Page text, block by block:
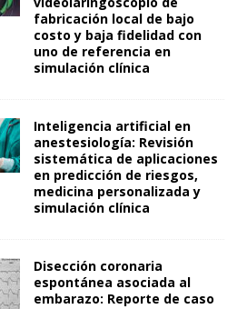
fabricación local de bajo
costo y baja fidelidad con
uno de referencia en
simulación clínica
Inteligencia artificial en
anestesiología: Revisión
sistemática de aplicaciones
en predicción de riesgos,
medicina personalizada y
simulación clínica
Disección coronaria
espontánea asociada al
embarazo: Reporte de caso